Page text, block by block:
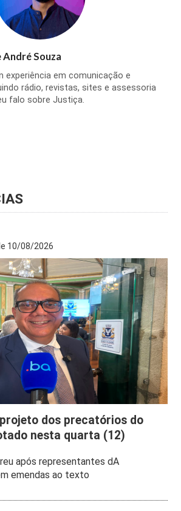
Souza
experiência em comunicação e
rádio, revistas, sites e assessoria
falo sobre Justiça.
10/08/2026
dos precatórios do
nesta quarta (12)
após representantes dA
emendas ao texto